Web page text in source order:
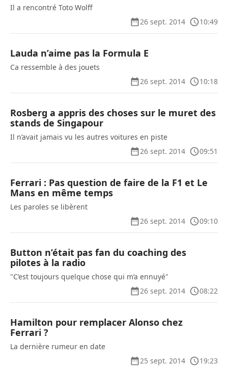
Il a rencontré Toto Wolff
26 sept. 2014
10:49
Lauda n’aime pas la Formula E
Ca ressemble à des jouets
26 sept. 2014
10:18
Rosberg a appris des choses sur le muret des
stands de Singapour
Il n’avait jamais vu les autres voitures en piste
26 sept. 2014
09:51
Ferrari : Pas question de faire de la F1 et Le
Mans en même temps
Les paroles se libèrent
26 sept. 2014
09:10
Button n’était pas fan du coaching des
pilotes à la radio
"C’est toujours quelque chose qui m’a ennuyé"
26 sept. 2014
08:22
Hamilton pour remplacer Alonso chez
Ferrari ?
La dernière rumeur en date
25 sept. 2014
19:23